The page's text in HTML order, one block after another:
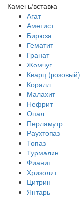
Камень/вставка
Агат
Аметист
Бирюза
Гематит
Гранат
Жемчуг
Кварц (розовый)
Коралл
Малахит
Нефрит
Опал
Перламутр
Раухтопаз
Топаз
Турмалин
Фианит
Хризолит
Цитрин
Янтарь